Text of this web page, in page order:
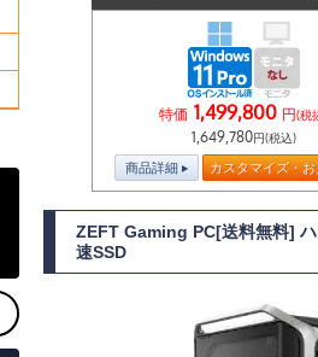
特価 1,499,800 円(税
1,649,780円(税込)
商品詳細 カスタマイズ・
ZEFT Gaming PC[送料無料]
速SSD